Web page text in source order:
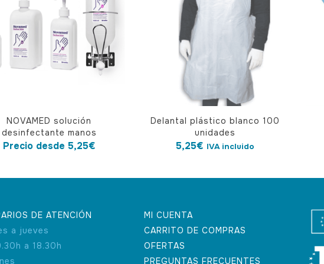
NOVAMED solución
desinfectante manos
Precio desde 5,25€
Delantal plástico blanco 100
unidades
5,25€ IVA incluido
DE ATENCIÓN
a jueves
a 18.30h
MI CUENTA
CARRITO DE COMPRAS
OFERTAS
PREGUNTAS FRECUENTES